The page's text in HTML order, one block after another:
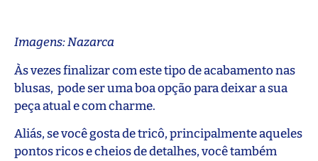
Imagens: Nazarca
Às vezes finalizar com este tipo de acabamento nas
blusas, pode ser uma boa opção para deixar a sua
peça atual e com charme.
Aliás, se você gosta de tricô, principalmente aqueles
pontos ricos e cheios de detalhes, você também